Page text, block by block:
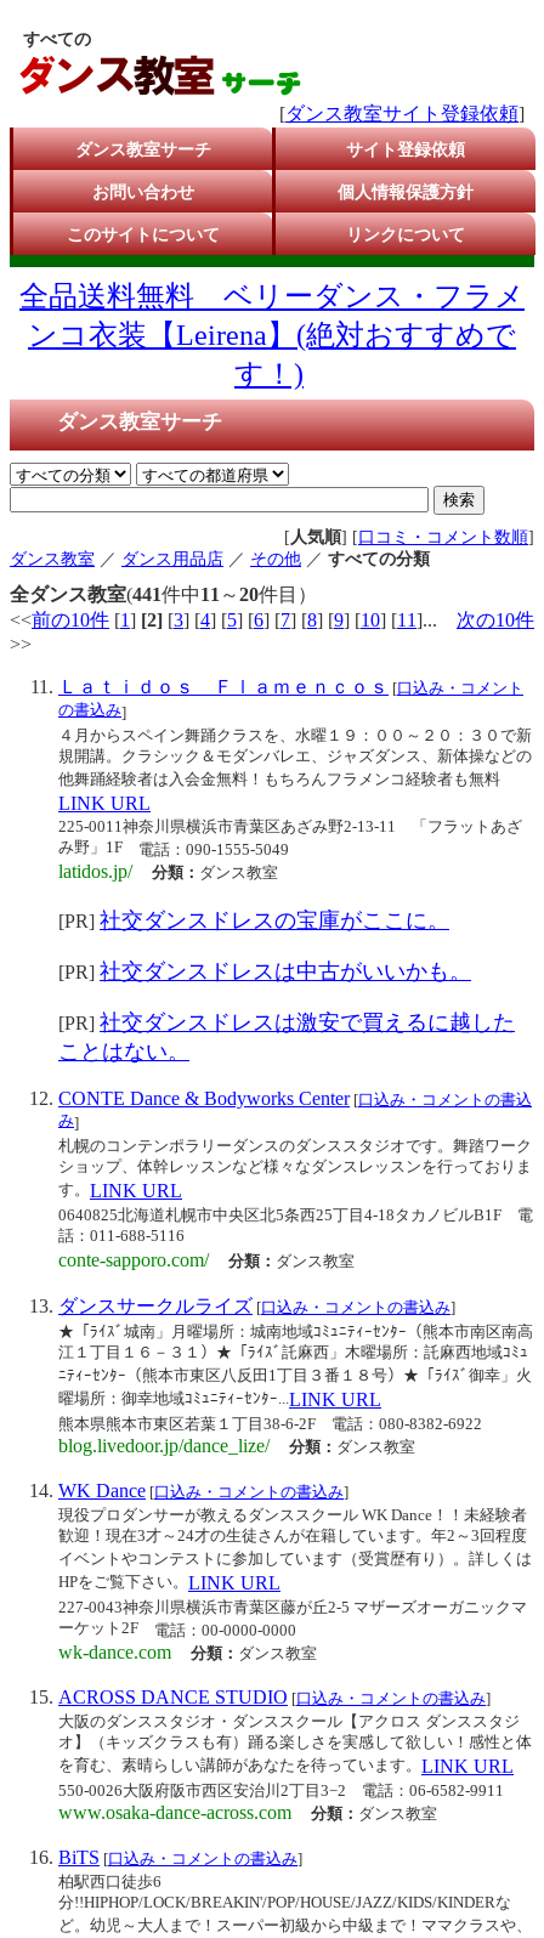
すべての
[ダンス教室サイト登録依頼]
ダンス教室サーチ サイト登録依頼
お問い合わせ 個人情報保護方針
このサイトについて リンクについて
全品送料無料 ベリーダンス・フラメ
ンコ衣装【Leirena】(絶対おすすめで
す！)
ダンス教室サーチ
[ 人気順] [ 口コミ・コメント数順]
ダンス教室 ／ ダンス用品店 ／ その他 ／ すべての分類
全ダンス教室(441件中11 ～20件目）
<<前の10件 [1] [2] [3] [4] [5] [6] [7] [8] [9] [10] [11]... 次の10件
>>
Ｌａｔｉｄｏｓ Ｆｌａｍｅｎｃｏｓ [口込み・コメント
の書込み]
４月からスペイン舞踊クラスを、水曜１９：００～２０：３０で新
規開講。クラシック＆モダンバレエ、ジャズダンス、新体操などの
他舞踊経験者は入会金無料！もちろんフラメンコ経験者も無料
LINK URL
225-0011神奈川県横浜市青葉区あざみ野2-13-11 「フラットあざ
み野」1F 電話：090-1555-5049
latidos.jp/ 分類： ダンス教室
[PR] 社交ダンスドレスの宝庫がここに。
[PR] 社交ダンスドレスは中古がいいかも。
[PR] 社交ダンスドレスは激安で買えるに越した
ことはない。
CONTE Dance & Bodyworks Center[口込み・コメントの書込
み]
札幌のコンテンポラリーダンスのダンススタジオです。舞踏ワーク
ショップ、体幹レッスンなど様々なダンスレッスンを行っておりま
す。 LINK URL
0640825北海道札幌市中央区北5条西25丁目4-18タカノビルB1F 電
話：011-688-5116
conte-sapporo.com/
分類： ダンス教室
ダンスサークルライズ [口込み・コメントの書込み]
★「ﾗｲｽﾞ城南」月曜場所：城南地域ｺﾐｭﾆﾃｨｰｾﾝﾀｰ（熊本市南区南高
江１丁目１６－３１）★「ﾗｲｽﾞ託麻西」木曜場所：託麻西地域ｺﾐｭ
ﾆﾃｨｰｾﾝﾀｰ（熊本市東区八反田1丁目３番１８号）★「ﾗｲｽﾞ御幸」火
曜場所：御幸地域ｺﾐｭﾆﾃｨｰｾﾝﾀｰ...LINK URL
熊本県熊本市東区若葉１丁目38-6-2F 電話：080-8382-6922
blog.livedoor.jp/dance_lize/ 分類： ダンス教室
WK Dance [口込み・コメントの書込み]
現役プロダンサーが教えるダンススクール WK Dance！！未経験者
歓迎！現在3才～24才の生徒さんが在籍しています。年2～3回程度
イベントやコンテストに参加しています（受賞歴有り）。詳しくは
HPをご覧下さい。 LINK URL
227-0043神奈川県横浜市青葉区藤が丘2-5 マザーズオーガニックマ
ーケット2F 電話：00-0000-0000
wk-dance.com 分類： ダンス教室
ACROSS DANCE STUDIO [口込み・コメントの書込み]
大阪のダンススタジオ・ダンススクール【アクロス ダンススタジ
オ】（キッズクラスも有）踊る楽しさを実感して欲しい！感性と体
を育む、素晴らしい講師があなたを待っています。 LINK URL
550-0026大阪府阪市西区安治川2丁目3−2 電話：06-6582-9911
www.osaka-dance-across.com 分類： ダンス教室
BiTS [口込み・コメントの書込み]
柏駅西口徒歩6
分!!HIPHOP/LOCK/BREAKIN'/POP/HOUSE/JAZZ/KIDS/KINDERな
ど。幼児～大人まで！スーパー初級から中級まで！ママクラスや、